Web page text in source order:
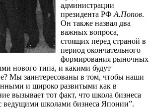
администрации
президента РФА.Попов.
Он также назвал два
важных вопроса,
стоящих перед страной в
период окончательного
формирования рыночных
нового типа, и какими будут
Мы заинтересованы в том, чтобы наши
и широко развитыми как в
вызывает тот факт, что школа бизнеса
ведущими школами бизнеса Японии”.